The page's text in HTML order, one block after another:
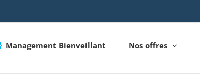
Management Bienveillant Nos offres